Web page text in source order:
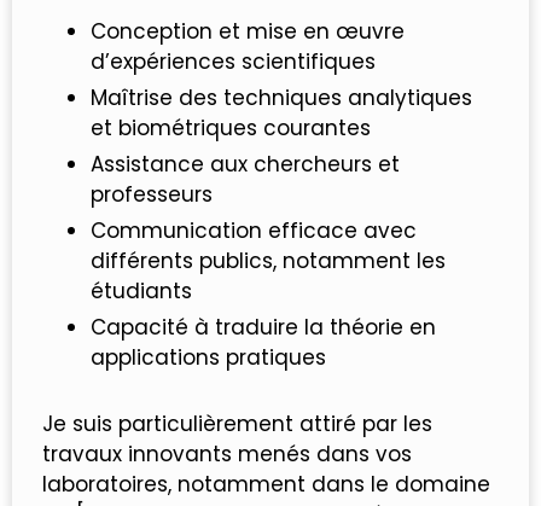
Conception et mise en œuvre
d’expériences scientifiques
Maîtrise des techniques analytiques
et biométriques courantes
Assistance aux chercheurs et
professeurs
Communication efficace avec
différents publics, notamment les
étudiants
Capacité à traduire la théorie en
applications pratiques
Je suis particulièrement attiré par les
travaux innovants menés dans vos
laboratoires, notamment dans le domaine